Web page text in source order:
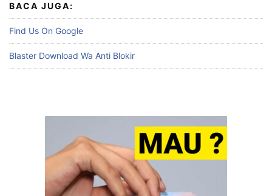
BACA JUGA:
Find Us On Google
Blaster Download Wa Anti Blokir